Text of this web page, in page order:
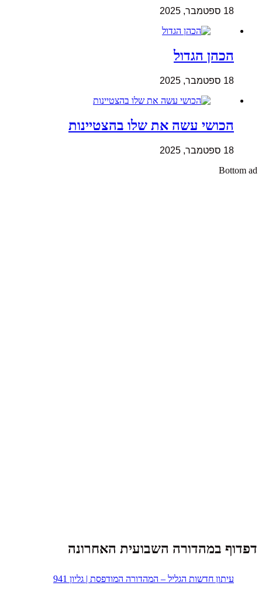
18 ספטמבר, 2025
הכהן הגדול
18 ספטמבר, 2025
הכושי עשה את שלו בהצטיינות
18 ספטמבר, 2025
Bottom ad
דפדוף במהדורה השבועית האחרונה
עיתון חדשות הגליל – המהדורה המודפסת | גליון 941